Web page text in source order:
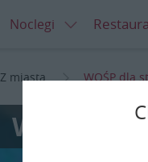
Noclegi
Z miasta WOŚP dla
WOŚP